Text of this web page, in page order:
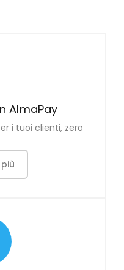
AlmaPay
i tuoi clienti, zero